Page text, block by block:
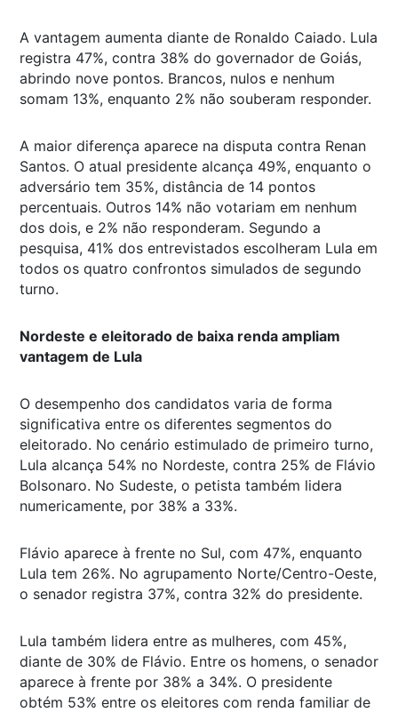
A vantagem aumenta diante de Ronaldo Caiado. Lula
registra 47%, contra 38% do governador de Goiás,
abrindo nove pontos. Brancos, nulos e nenhum
somam 13%, enquanto 2% não souberam responder.
A maior diferença aparece na disputa contra Renan
Santos. O atual presidente alcança 49%, enquanto o
adversário tem 35%, distância de 14 pontos
percentuais. Outros 14% não votariam em nenhum
dos dois, e 2% não responderam. Segundo a
pesquisa, 41% dos entrevistados escolheram Lula em
todos os quatro confrontos simulados de segundo
turno.
Nordeste e eleitorado de baixa renda ampliam
vantagem de Lula
O desempenho dos candidatos varia de forma
significativa entre os diferentes segmentos do
eleitorado. No cenário estimulado de primeiro turno,
Lula alcança 54% no Nordeste, contra 25% de Flávio
Bolsonaro. No Sudeste, o petista também lidera
numericamente, por 38% a 33%.
Flávio aparece à frente no Sul, com 47%, enquanto
Lula tem 26%. No agrupamento Norte/Centro-Oeste,
o senador registra 37%, contra 32% do presidente.
Lula também lidera entre as mulheres, com 45%,
diante de 30% de Flávio. Entre os homens, o senador
aparece à frente por 38% a 34%. O presidente
obtém 53% entre os eleitores com renda familiar de